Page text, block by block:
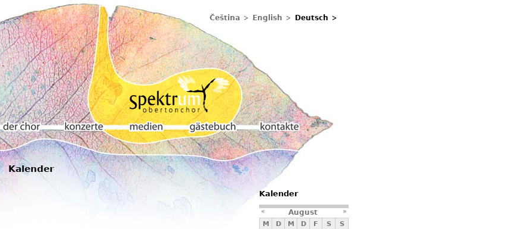
Čeština English Deutsch
Kalender
Der chor Konzerte Medien Gästebuch Kontakte
Kalender
« August
»
M
D M D F S
S